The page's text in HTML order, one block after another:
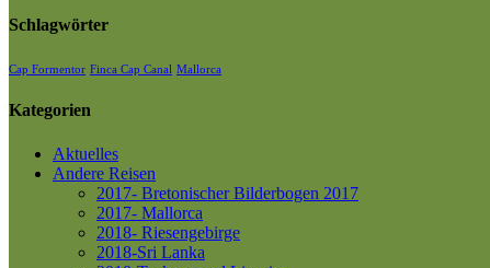
Schlagwörter
Cap Formentor Finca Cap Canal Mallorca
Kategorien
Aktuelles
Andere Reisen
2017- Bretonischer Bilderbogen 2017
2017- Mallorca
2018- Riesengebirge
2018-Sri Lanka